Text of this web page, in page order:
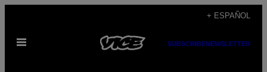
contenido
+ ESPAÑOL
Abrir
SUBSCRIBENEWSLETTER